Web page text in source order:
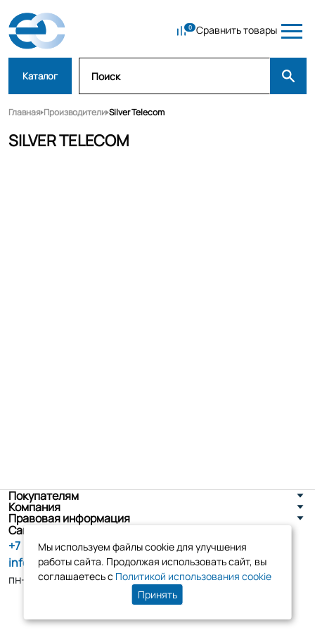
Сравнить товары
Каталог
Главная Производители Silver Telecom
SILVER TELECOM
Покупателям
Компания
Правовая информация
Санкт-Петербург, ул. Новоселов д. 8
+7 (800) 555-86-90
info@tk-elko.ru
пн-пт, 10:00 - 18:00
Мы используем файлы cookie для улучшения
работы сайта. Продолжая использовать сайт, вы
соглашаетесь с Политикой использования cookie
Принять